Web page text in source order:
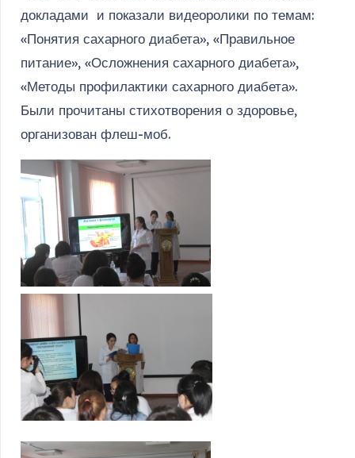
докладами и показали видеоролики по темам:
«Понятия сахарного диабета», «Правильное
питание», «Осложнения сахарного диабета»,
«Методы профилактики сахарного диабета».
Были прочитаны стихотворения о здоровье,
организован флеш-моб.